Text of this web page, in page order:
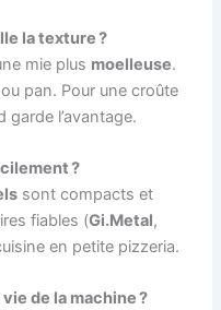
la texture ?
mie plus moelleuse.
pan. Pour une croûte
l’avantage.
?
sont compacts et
fiables (Gi.Metal,
en petite pizzeria.
de la machine ?